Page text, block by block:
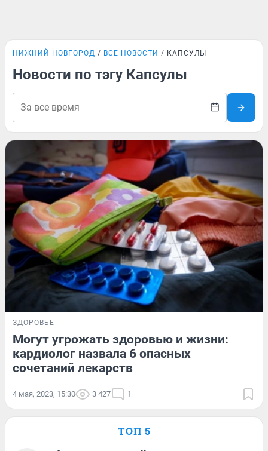
НИЖНИЙ НОВГОРОД ВСЕ НОВОСТИ КАПСУЛЫ
Новости по тэгу Капсулы
ЗДОРОВЬЕ
Могут угрожать здоровью и жизни:
кардиолог назвала 6 опасных
сочетаний лекарств
4 мая, 2023, 15:30 3 427 1
ТОП 5